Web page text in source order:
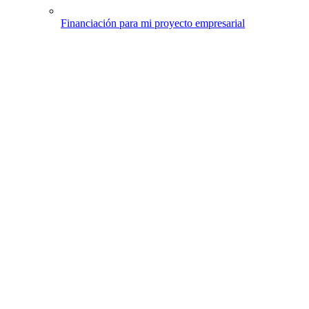
Financiación para mi proyecto empresarial